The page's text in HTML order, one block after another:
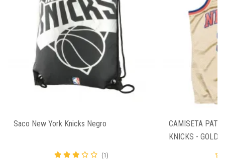
Saco New York Knicks Negro
(1)
CAMISETA
KNICKS -